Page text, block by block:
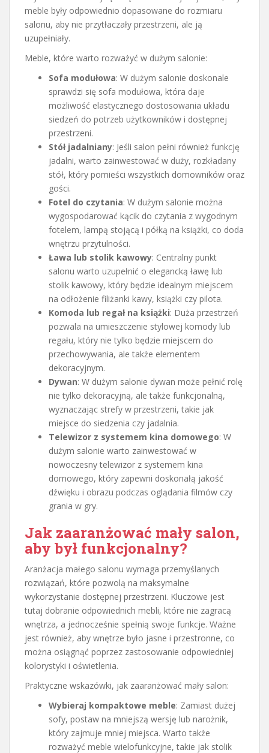
meble były odpowiednio dopasowane do rozmiaru
salonu, aby nie przytłaczały przestrzeni, ale ją
uzupełniały.
Meble, które warto rozważyć w dużym salonie:
Sofa modułowa: W dużym salonie doskonale
sprawdzi się sofa modułowa, która daje
możliwość elastycznego dostosowania układu
siedzeń do potrzeb użytkowników i dostępnej
przestrzeni.
Stół jadalniany: Jeśli salon pełni również funkcję
jadalni, warto zainwestować w duży, rozkładany
stół, który pomieści wszystkich domowników oraz
gości.
Fotel do czytania: W dużym salonie można
wygospodarować kącik do czytania z wygodnym
fotelem, lampą stojącą i półką na książki, co doda
wnętrzu przytulności.
Ława lub stolik kawowy: Centralny punkt
salonu warto uzupełnić o elegancką ławę lub
stolik kawowy, który będzie idealnym miejscem
na odłożenie filiżanki kawy, książki czy pilota.
Komoda lub regał na książki: Duża przestrzeń
pozwala na umieszczenie stylowej komody lub
regału, który nie tylko będzie miejscem do
przechowywania, ale także elementem
dekoracyjnym.
Dywan: W dużym salonie dywan może pełnić rolę
nie tylko dekoracyjną, ale także funkcjonalną,
wyznaczając strefy w przestrzeni, takie jak
miejsce do siedzenia czy jadalnia.
Telewizor z systemem kina domowego: W
dużym salonie warto zainwestować w
nowoczesny telewizor z systemem kina
domowego, który zapewni doskonałą jakość
dźwięku i obrazu podczas oglądania filmów czy
grania w gry.
Jak zaaranżować mały salon,
aby był funkcjonalny?
Aranżacja małego salonu wymaga przemyślanych
rozwiązań, które pozwolą na maksymalne
wykorzystanie dostępnej przestrzeni. Kluczowe jest
tutaj dobranie odpowiednich mebli, które nie zagracą
wnętrza, a jednocześnie spełnią swoje funkcje. Ważne
jest również, aby wnętrze było jasne i przestronne, co
można osiągnąć poprzez zastosowanie odpowiedniej
kolorystyki i oświetlenia.
Praktyczne wskazówki, jak zaaranżować mały salon:
Wybieraj kompaktowe meble: Zamiast dużej
sofy, postaw na mniejszą wersję lub narożnik,
który zajmuje mniej miejsca. Warto także
rozważyć meble wielofunkcyjne, takie jak stolik